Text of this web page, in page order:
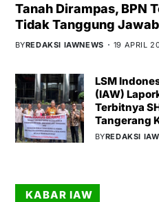
Tanah Dirampas, BPN
Tidak Tanggung Jawab
BYREDAKSI IAWNEWS 19 APRIL
LSM
(IAW)
Terbitnya
Tangerang
BYREDAKSI
KABAR IAW